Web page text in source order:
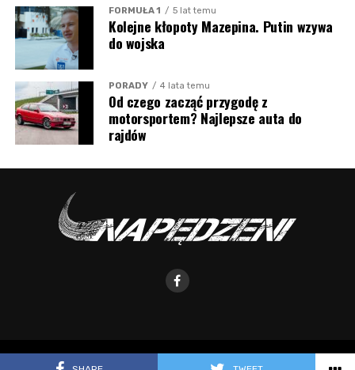
FORMUŁA 1 5 lat temu
Kolejne kłopoty Mazepina. Putin wzywa
do wojska
PORADY 4 lata temu
Od czego zacząć przygodę z
motorsportem? Najlepsze auta do
rajdów
© 2022 Napedzeni.pl - portal motoryzacyjny